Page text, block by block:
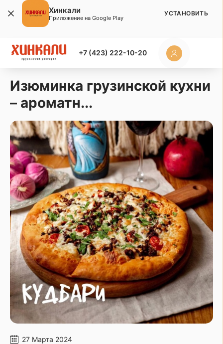
+7 (423) 222-10-20
Изюминка грузинской кухни
– ароматн...
27 Марта 2024
Хинкали
Приложение на Google Play
УСТАНОВИТЬ